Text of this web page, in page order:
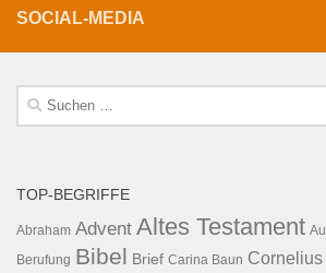
SOCIAL-MEDIA
Suche
nach:
TOP-BEGRIFFE
Abraham Advent Altes Testament
Berufung Bibel Brief Carina Baun